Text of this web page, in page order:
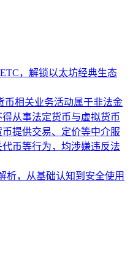
，解锁以太坊经典生态
币相关业务活动属于非法金
从事法定货币与虚拟货币
提供交易、定价等中介服
币等行为，均涉嫌违反法
析，从基础认知到安全使用